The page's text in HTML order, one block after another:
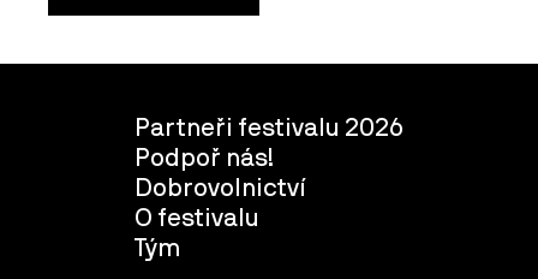
Partneři festivalu 2026
Podpoř nás!
Dobrovolnictví
O festivalu
Tým